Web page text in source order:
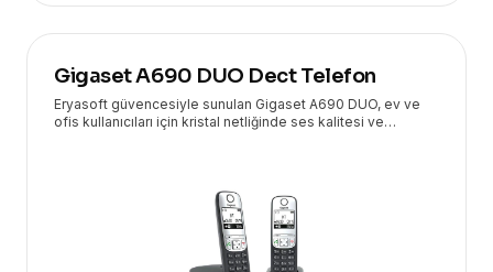
Gigaset A690 DUO Dect Telefon
Eryasoft güvencesiyle sunulan Gigaset A690 DUO, ev ve
ofis kullanıcıları için kristal netliğinde ses kalitesi ve